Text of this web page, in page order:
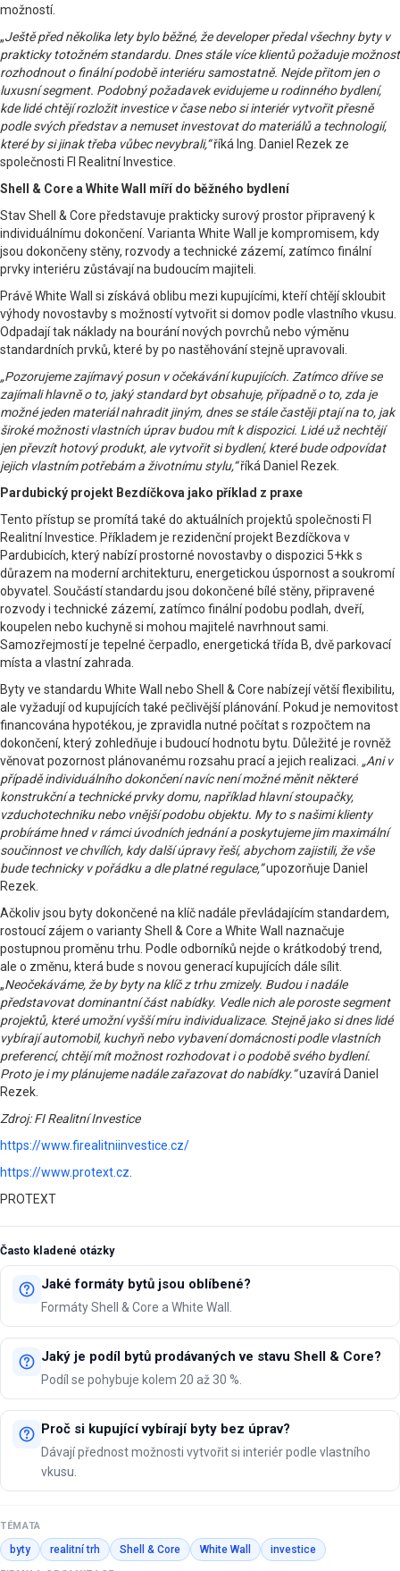
možností.
„Ještě před několika lety bylo běžné, že developer předal všechny byty v
prakticky totožném standardu. Dnes stále více klientů požaduje možnost
rozhodnout o finální podobě interiéru samostatně. Nejde přitom jen o
luxusní segment. Podobný požadavek evidujeme u rodinného bydlení,
kde lidé chtějí rozložit investice v čase nebo si interiér vytvořit přesně
podle svých představ a nemuset investovat do materiálů a technologií,
které by si jinak třeba vůbec nevybrali,“říká Ing. Daniel Rezek ze
společnosti FI Realitní Investice.
Shell & Core a White Wall míří do běžného bydlení
Stav Shell & Core představuje prakticky surový prostor připravený k
individuálnímu dokončení. Varianta White Wall je kompromisem, kdy
jsou dokončeny stěny, rozvody a technické zázemí, zatímco finální
prvky interiéru zůstávají na budoucím majiteli.
Právě White Wall si získává oblibu mezi kupujícími, kteří chtějí skloubit
výhody novostavby s možností vytvořit si domov podle vlastního vkusu.
Odpadají tak náklady na bourání nových povrchů nebo výměnu
standardních prvků, které by po nastěhování stejně upravovali.
„Pozorujeme zajímavý posun v očekávání kupujících. Zatímco dříve se
zajímali hlavně o to, jaký standard byt obsahuje, případně o to, zda je
možné jeden materiál nahradit jiným, dnes se stále častěji ptají na to, jak
široké možnosti vlastních úprav budou mít k dispozici. Lidé už nechtějí
jen převzít hotový produkt, ale vytvořit si bydlení, které bude odpovídat
jejich vlastním potřebám a životnímu stylu,“říká Daniel Rezek.
Pardubický projekt Bezdíčkova jako příklad z praxe
Tento přístup se promítá také do aktuálních projektů společnosti FI
Realitní Investice. Příkladem je rezidenční projekt Bezdíčkova v
Pardubicích, který nabízí prostorné novostavby o dispozici 5+kk s
důrazem na moderní architekturu, energetickou úspornost a soukromí
obyvatel. Součástí standardu jsou dokončené bílé stěny, připravené
rozvody i technické zázemí, zatímco finální podobu podlah, dveří,
koupelen nebo kuchyně si mohou majitelé navrhnout sami.
Samozřejmostí je tepelné čerpadlo, energetická třída B, dvě parkovací
místa a vlastní zahrada.
Byty ve standardu White Wall nebo Shell & Core nabízejí větší flexibilitu,
ale vyžadují od kupujících také pečlivější plánování. Pokud je nemovitost
financována hypotékou, je zpravidla nutné počítat s rozpočtem na
dokončení, který zohledňuje i budoucí hodnotu bytu. Důležité je rovněž
věnovat pozornost plánovanému rozsahu prací a jejich realizaci. „Ani v
případě individuálního dokončení navíc není možné měnit některé
konstrukční a technické prvky domu, například hlavní stoupačky,
vzduchotechniku nebo vnější podobu objektu. My to s našimi klienty
probíráme hned v rámci úvodních jednání a poskytujeme jim maximální
součinnost ve chvílích, kdy další úpravy řeší, abychom zajistili, že vše
bude technicky v pořádku a dle platné regulace,”upozorňuje Daniel
Rezek.
Ačkoliv jsou byty dokončené na klíč nadále převládajícím standardem,
rostoucí zájem o varianty Shell & Core a White Wall naznačuje
postupnou proměnu trhu. Podle odborníků nejde o krátkodobý trend,
ale o změnu, která bude s novou generací kupujících dále sílit.
„Neočekáváme, že by byty na klíč z trhu zmizely. Budou i nadále
představovat dominantní část nabídky. Vedle nich ale poroste segment
projektů, které umožní vyšší míru individualizace. Stejně jako si dnes lidé
vybírají automobil, kuchyň nebo vybavení domácnosti podle vlastních
preferencí, chtějí mít možnost rozhodovat i o podobě svého bydlení.
Proto je i my plánujeme nadále zařazovat do nabídky.“uzavírá Daniel
Rezek.
Zdroj: FI Realitní Investice
https://www.firealitniinvestice.cz/
https://www.protext.cz
PROTEXT
Často kladené otázky
Jaké formáty bytů jsou oblíbené?
Formáty Shell & Core a White Wall.
Jaký je podíl bytů prodávaných ve stavu Shell & Core?
Podíl se pohybuje kolem 20 až 30 %.
Proč si kupující vybírají byty bez úprav?
Dávají přednost možnosti vytvořit si interiér podle vlastního
vkusu.
TÉMATA
byty realitní trh Shell & Core White Wall investice